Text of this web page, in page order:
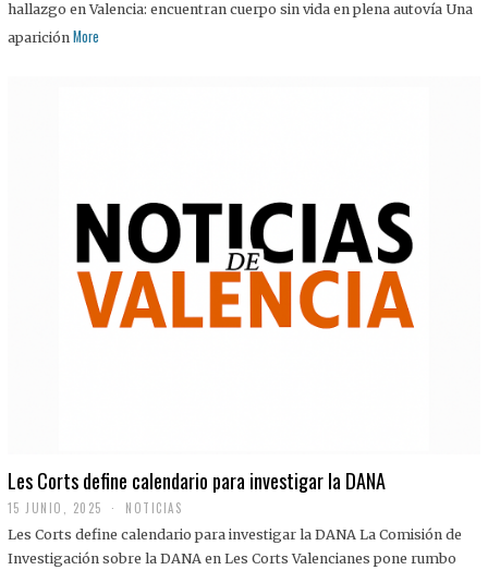
hallazgo en Valencia: encuentran cuerpo sin vida en plena autovía Una
aparición More
Les Corts define calendario para investigar la DANA
15 JUNIO, 2025 NOTICIAS
Les Corts define calendario para investigar la DANA La Comisión de
Investigación sobre la DANA en Les Corts Valencianes pone rumbo